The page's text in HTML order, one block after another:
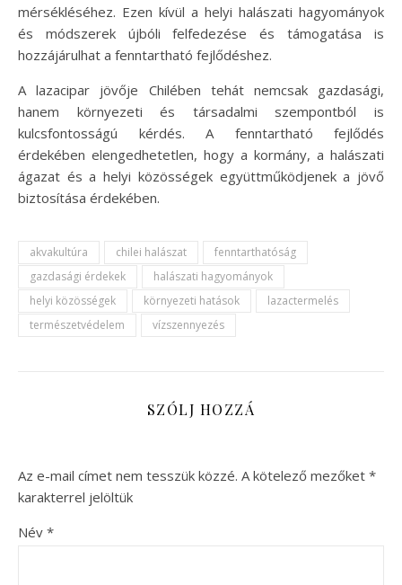
mérsékléséhez. Ezen kívül a helyi halászati hagyományok
és módszerek újbóli felfedezése és támogatása is
hozzájárulhat a fenntartható fejlődéshez.
A lazacipar jövője Chilében tehát nemcsak gazdasági,
hanem környezeti és társadalmi szempontból is
kulcsfontosságú kérdés. A fenntartható fejlődés
érdekében elengedhetetlen, hogy a kormány, a halászati
ágazat és a helyi közösségek együttműködjenek a jövő
biztosítása érdekében.
akvakultúra chilei halászat
fenntarthatóság
gazdasági érdekek
halászati hagyományok
helyi közösségek
környezeti hatások
lazactermelés
természetvédelem
vízszennyezés
SZÓLJ HOZZÁ
Az e-mail címet nem tesszük közzé. A kötelező mezőket *
karakterrel jelöltük
Név *